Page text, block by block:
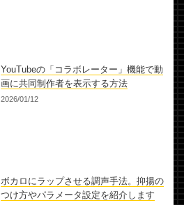
YouTubeの「コラボレーター」機能で動
画に共同制作者を表示する方法
2026/01/12
ボカロにラップさせる調声手法。抑揚の
つけ方やパラメータ設定を紹介します